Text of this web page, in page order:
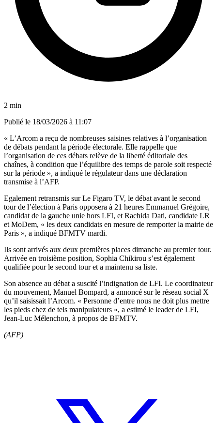
2 min
Publié le 18/03/2026 à 11:07
« L’Arcom a reçu de nombreuses saisines relatives à l’organisation
de débats pendant la période électorale. Elle rappelle que
l’organisation de ces débats relève de la liberté éditoriale des
chaînes, à condition que l’équilibre des temps de parole soit respecté
sur la période », a indiqué le régulateur dans une déclaration
transmise à l’AFP.
Egalement retransmis sur Le Figaro TV, le débat avant le second
tour de l’élection à Paris opposera à 21 heures Emmanuel Grégoire,
candidat de la gauche unie hors LFI, et Rachida Dati, candidate LR
et MoDem, « les deux candidats en mesure de remporter la mairie de
Paris », a indiqué BFMTV mardi.
Ils sont arrivés aux deux premières places dimanche au premier tour.
Arrivée en troisième position, Sophia Chikirou s’est également
qualifiée pour le second tour et a maintenu sa liste.
Son absence au débat a suscité l’indignation de LFI. Le coordinateur
du mouvement, Manuel Bompard, a annoncé sur le réseau social X
qu’il saisissait l’Arcom. « Personne d’entre nous ne doit plus mettre
les pieds chez de tels manipulateurs », a estimé le leader de LFI,
Jean-Luc Mélenchon, à propos de BFMTV.
(AFP)